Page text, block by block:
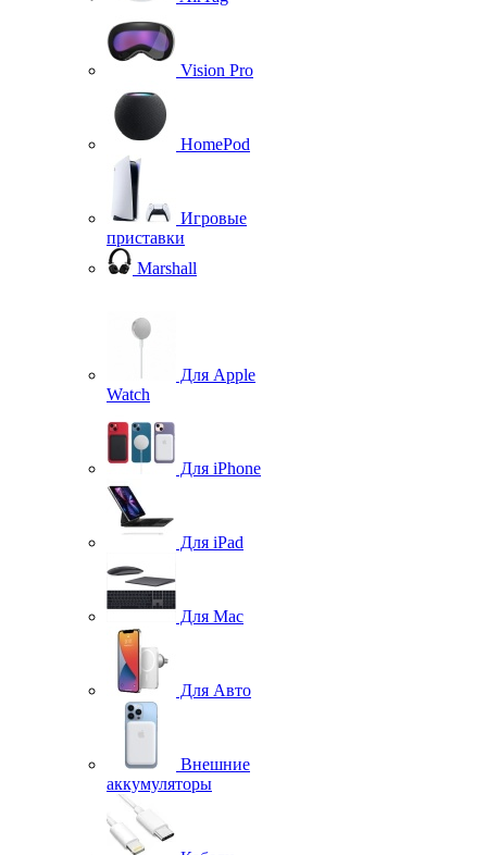
Vision Pro
HomePod
Игровые
приставки
Marshall
Для Apple
Watch
Для iPhone
Для iPad
Для Mac
Для Авто
Внешние
аккумуляторы